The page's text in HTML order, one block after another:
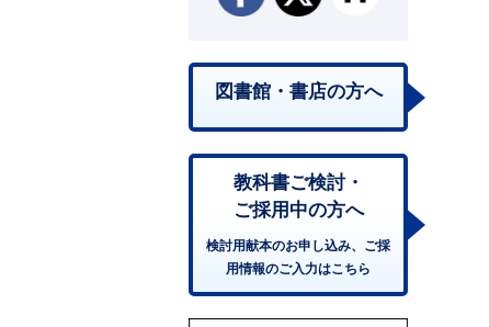
図書館・書店の方へ
教科書ご検討・
ご採用中の方へ
検討用献本のお申し込み、ご採
用情報のご入力はこちら